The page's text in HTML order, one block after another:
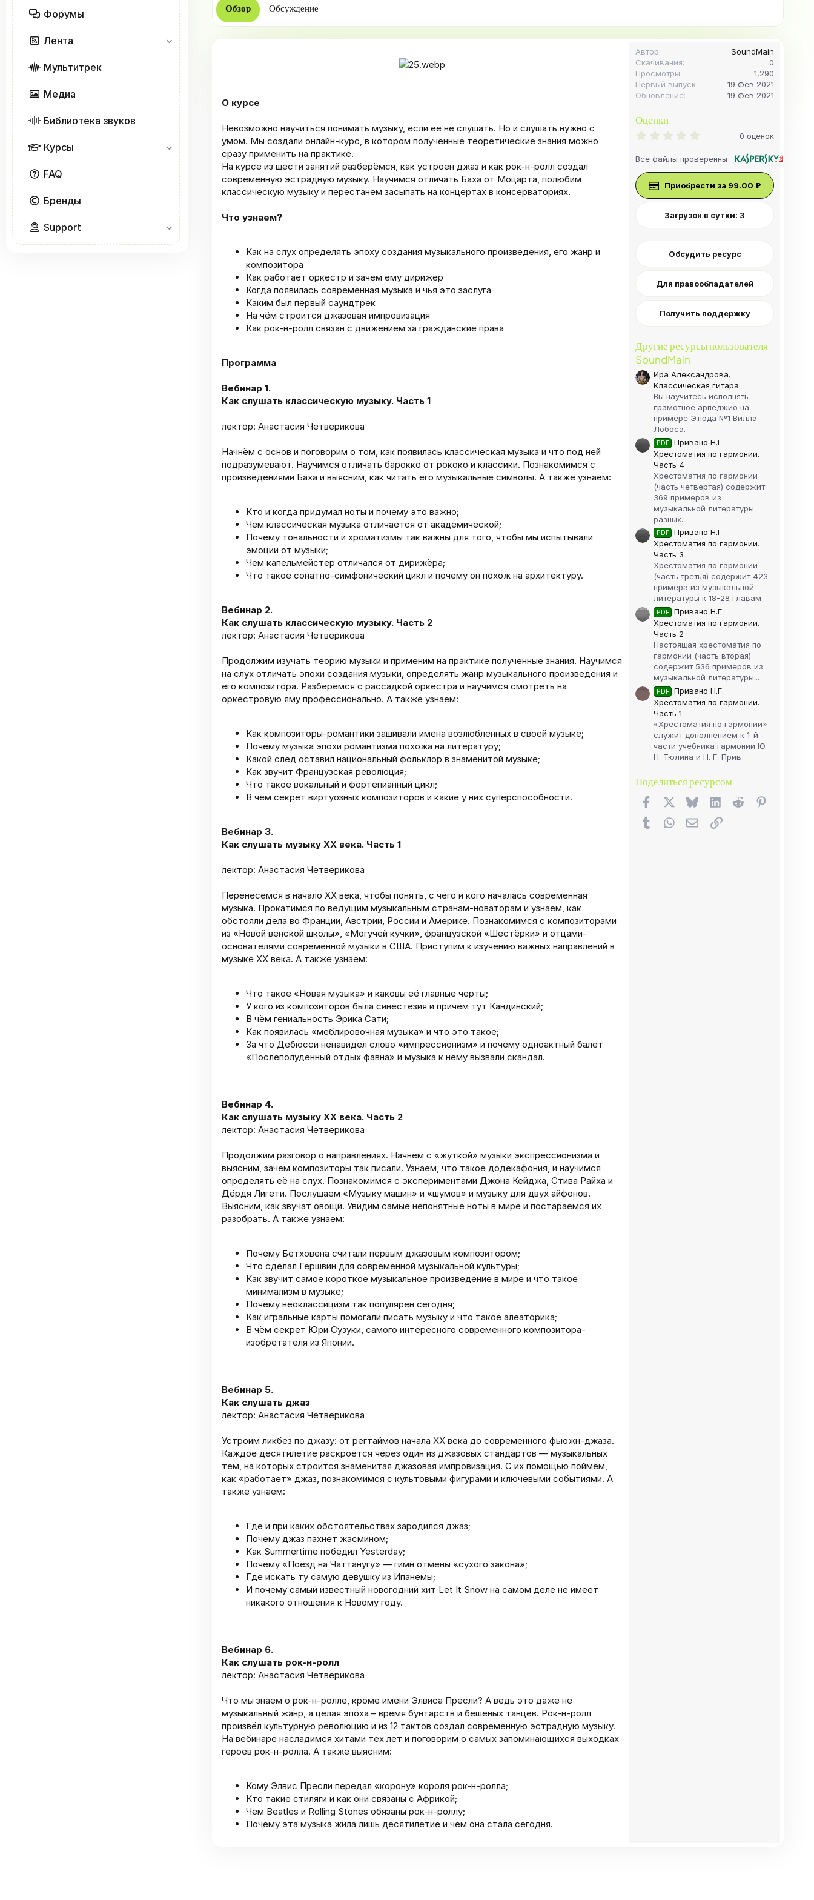
Форумы
Лента
Мультитрек
Медиа
Библиотека звуков
Курсы
FAQ
Бренды
Support
а
Обзор Обсуждение
О курсе
Невозможно научиться понимать музыку, если её не слушать. Но и слушать нужно с
умом. Мы создали онлайн-курс, в котором полученные теоретические знания можно
сразу применить на практике.
На курсе из шести занятий разберёмся, как устроен джаз и как рок-н-ролл создал
современную эстрадную музыку. Научимся отличать Баха от Моцарта, полюбим
классическую музыку и перестанем засыпать на концертах в консерваториях.
Что узнаем?
Как на слух определять эпоху создания музыкального произведения, его жанр и
композитора
Как работает оркестр и зачем ему дирижёр
Когда появилась современная музыка и чья это заслуга
Каким был первый саундтрек
На чём строится джазовая импровизация
Как рок-н-ролл связан с движением за гражданские права
Программа
Вебинар 1.
Как слушать классическую музыку. Часть 1
лектор: Анастасия Четверикова
Начнём с основ и поговорим о том, как появилась классическая музыка и что под ней
подразумевают. Научимся отличать барокко от рококо и классики. Познакомимся с
произведениями Баха и выясним, как читать его музыкальные символы. А также узнаем:
Кто и когда придумал ноты и почему это важно;
Чем классическая музыка отличается от академической;
Почему тональности и хроматизмы так важны для того, чтобы мы испытывали
эмоции от музыки;
Чем капельмейстер отличался от дирижёра;
Что такое сонатно-симфонический цикл и почему он похож на архитектуру.
Вебинар 2.
Как слушать классическую музыку. Часть 2
лектор: Анастасия Четверикова
Продолжим изучать теорию музыки и применим на практике полученные знания. Научимся
на слух отличать эпохи создания музыки, определять жанр музыкального произведения и
его композитора. Разберёмся с рассадкой оркестра и научимся смотреть на
оркестровую яму профессионально. А также узнаем:
Как композиторы-романтики зашивали имена возлюбленных в своей музыке;
Почему музыка эпохи романтизма похожа на литературу;
Какой след оставил национальный фольклор в знаменитой музыке;
Как звучит Французская революция;
Что такое вокальный и фортепианный цикл;
В чём секрет виртуозных композиторов и какие у них суперспособности.
Вебинар 3.
Как слушать музыку XX века. Часть 1
лектор: Анастасия Четверикова
Перенесёмся в начало XX века, чтобы понять, с чего и кого началась современная
музыка. Прокатимся по ведущим музыкальным странам-новаторам и узнаем, как
обстояли дела во Франции, Австрии, России и Америке. Познакомимся с композиторами
из «Новой венской школы», «Могучей кучки», французской «Шестёрки» и отцами-
основателями современной музыки в США. Приступим к изучению важных направлений в
музыке XX века. А также узнаем:
Что такое «Новая музыка» и каковы её главные черты;
У кого из композиторов была синестезия и причём тут Кандинский;
В чём гениальность Эрика Сати;
Как появилась «меблировочная музыка» и что это такое;
За что Дебюсси ненавидел слово «импрессионизм» и почему одноактный балет
«Послеполуденный отдых фавна» и музыка к нему вызвали скандал.
Вебинар 4.
Как слушать музыку XX века. Часть 2
лектор: Анастасия Четверикова
Продолжим разговор о направлениях. Начнём с «жуткой» музыки экспрессионизма и
выясним, зачем композиторы так писали. Узнаем, что такое додекафония, и научимся
определять её на слух. Познакомимся с экспериментами Джона Кейджа, Стива Райха и
Дёрдя Лигети. Послушаем «Музыку машин» и «шумов» и музыку для двух айфонов.
Выясним, как звучат овощи. Увидим самые непонятные ноты в мире и постараемся их
разобрать. А также узнаем:
Почему Бетховена считали первым джазовым композитором;
Что сделал Гершвин для современной музыкальной культуры;
Как звучит самое короткое музыкальное произведение в мире и что такое
минимализм в музыке;
Почему неоклассицизм так популярен сегодня;
Как игральные карты помогали писать музыку и что такое алеаторика;
В чём секрет Юри Сузуки, самого интересного современного композитора-
изобретателя из Японии.
Вебинар 5.
Как слушать джаз
лектор: Анастасия Четверикова
Устроим ликбез по джазу: от регтаймов начала XX века до современного фьюжн-джаза.
Каждое десятилетие раскроется через один из джазовых стандартов — музыкальных
тем, на которых строится знаменитая джазовая импровизация. С их помощью поймём,
как «работает» джаз, познакомимся с культовыми фигурами и ключевыми событиями. А
также узнаем:
Где и при каких обстоятельствах зародился джаз;
Почему джаз пахнет жасмином;
Как Summertime победил Yesterday;
Почему «Поезд на Чаттанугу» — гимн отмены «сухого закона»;
Где искать ту самую девушку из Ипанемы;
И почему самый известный новогодний хит Let It Snow на самом деле не имеет
никакого отношения к Новому году.
Вебинар 6.
Как слушать рок-н-ролл
лектор: Анастасия Четверикова
Что мы знаем о рок-н-ролле, кроме имени Элвиса Пресли? А ведь это даже не
музыкальный жанр, а целая эпоха – время бунтарств и бешеных танцев. Рок-н-ролл
произвёл культурную революцию и из 12 тактов создал современную эстрадную музыку.
На вебинаре насладимся хитами тех лет и поговорим о самых запоминающихся выходках
героев рок-н-ролла. А также выясним:
Кому Элвис Пресли передал «корону» короля рок-н-ролла;
Кто такие стиляги и как они связаны с Африкой;
Чем Beatles и Rolling Stones обязаны рок-н-роллу;
Почему эта музыка жила лишь десятилетие и чем она стала сегодня.
Автор
SoundMain
Скачивания
0
Просмотры
1,290
Первый выпуск
19 Фев 2021
Обновление
19 Фев 2021
Оценки
0
з
ё
з
0 оценок
Все файлы проверенны
Приобрести за 99.00 ₽
Загрузок в сутки: 3
Обсудить ресурс
Для правообладателей
Получить поддержку
Другие ресурсы пользователя
SoundMain
Ира Александрова.
Классическая гитара
Вы научитесь исполнять
грамотное арпеджио на
примере Этюда №1 Вилла-
Лобоса.
PDF
Привано Н.Г.
Хрестоматия по гармонии.
Часть 4
Хрестоматия по гармонии
(часть четвертая) содержит
369 примеров из
музыкальной литературы
разных...
PDF
Привано Н.Г.
Хрестоматия по гармонии.
Часть 3
Хрестоматия по гармонии
(часть третья) содержит 423
примера из музыкальной
литературы к 18-28 главам
PDF
Привано Н.Г.
Хрестоматия по гармонии.
Часть 2
Настоящая хрестоматия по
гармонии (часть вторая)
содержит 536 примеров из
музыкальной литературы...
PDF
Привано Н.Г.
Хрестоматия по гармонии.
Часть 1
«Хрестоматия по гармонии»
служит дополнением к 1-й
части учебника гармонии Ю.
Н. Тюлина и Н. Г. Прив
Поделиться ресурсом
FacebookX (Twitter)
BlueskyLinkedInReddit
TumblrWhatsAppЭлектронная почта
Ссылка